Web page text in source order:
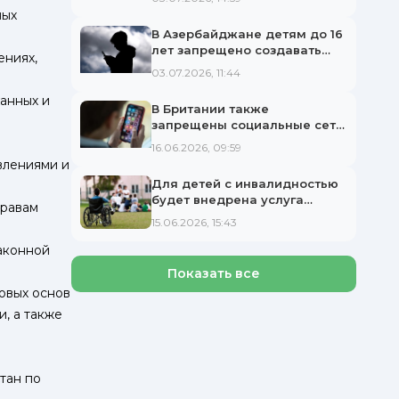
и
и
основ
а также
по
В Азербайджане детям до 16
лет запрещено создавать
03.07.2026, 11:44
В Британии также
запрещены социальные сети
16.06.2026, 09:59
Для детей с инвалидностью
будет внедрена услуга
15.06.2026, 15:43
Показать все